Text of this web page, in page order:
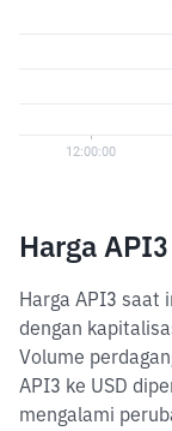
Harga
Harga API3 saat
dengan
Volume
API3 ke USD
mengalami